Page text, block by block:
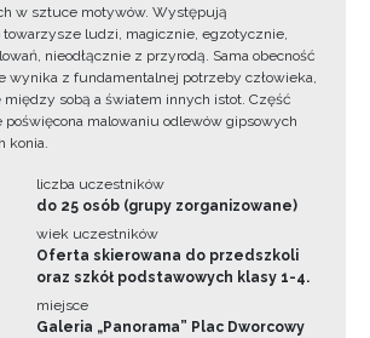
w sztuce motywów. Występują
towarzysze ludzi, magicznie, egzotycznie,
nieodłącznie z przyrodą. Sama obecność
wynika z fundamentalnej potrzeby człowieka,
między sobą a światem innych istot. Część
poświęcona malowaniu odlewów gipsowych
konia.
liczba uczestników
do 25 osób (grupy zorganizowane)
wiek uczestników
Oferta skierowana do przedszkoli
oraz szkół podstawowych klasy 1-4.
miejsce
Galeria „Panorama” Plac Dworcowy